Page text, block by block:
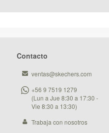
Contacto
ventas@skechers.com
+56 9 7519 1279
(Lun a Jue 8:30 a 17:30 -
Vie 8:30 a 13:30)
Trabaja con nosotros